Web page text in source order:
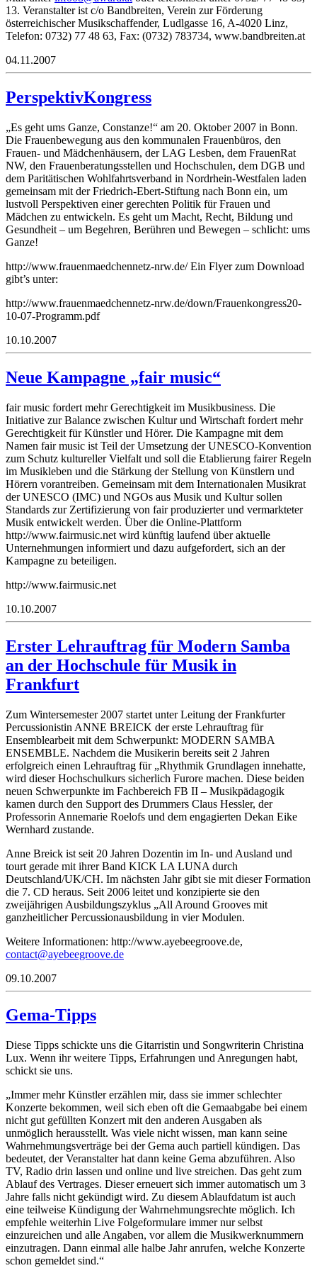
13. Veranstalter ist c/o Bandbreiten, Verein zur Förderung
österreichischer Musikschaffender, Ludlgasse 16, A-4020 Linz,
Telefon: 0732) 77 48 63, Fax: (0732) 783734, www.bandbreiten.at
04.11.2007
PerspektivKongress
„Es geht ums Ganze, Constanze!“ am 20. Oktober 2007 in Bonn.
Die Frauenbewegung aus den kommunalen Frauenbüros, den
Frauen- und Mädchenhäusern, der LAG Lesben, dem FrauenRat
NW, den Frauenberatungsstellen und Hochschulen, dem DGB und
dem Paritätischen Wohlfahrtsverband in Nordrhein-Westfalen laden
gemeinsam mit der Friedrich-Ebert-Stiftung nach Bonn ein, um
lustvoll Perspektiven einer gerechten Politik für Frauen und
Mädchen zu entwickeln. Es geht um Macht, Recht, Bildung und
Gesundheit – um Begehren, Berühren und Bewegen – schlicht: ums
Ganze!
http://www.frauenmaedchennetz-nrw.de/ Ein Flyer zum Download
gibt’s unter:
http://www.frauenmaedchennetz-nrw.de/down/Frauenkongress20-
10-07-Programm.pdf
10.10.2007
Neue Kampagne „fair music“
fair music fordert mehr Gerechtigkeit im Musikbusiness. Die
Initiative zur Balance zwischen Kultur und Wirtschaft fordert mehr
Gerechtigkeit für Künstler und Hörer. Die Kampagne mit dem
Namen fair music ist Teil der Umsetzung der UNESCO-Konvention
zum Schutz kultureller Vielfalt und soll die Etablierung fairer Regeln
im Musikleben und die Stärkung der Stellung von Künstlern und
Hörern vorantreiben. Gemeinsam mit dem Internationalen Musikrat
der UNESCO (IMC) und NGOs aus Musik und Kultur sollen
Standards zur Zertifizierung von fair produzierter und vermarkteter
Musik entwickelt werden. Über die Online-Plattform
http://www.fairmusic.net wird künftig laufend über aktuelle
Unternehmungen informiert und dazu aufgefordert, sich an der
Kampagne zu beteiligen.
http://www.fairmusic.net
10.10.2007
Erster Lehrauftrag für Modern Samba
an der Hochschule für Musik in
Frankfurt
Zum Wintersemester 2007 startet unter Leitung der Frankfurter
Percussionistin ANNE BREICK der erste Lehrauftrag für
Ensemblearbeit mit dem Schwerpunkt: MODERN SAMBA
ENSEMBLE. Nachdem die Musikerin bereits seit 2 Jahren
erfolgreich einen Lehrauftrag für „Rhythmik Grundlagen innehatte,
wird dieser Hochschulkurs sicherlich Furore machen. Diese beiden
neuen Schwerpunkte im Fachbereich FB II – Musikpädagogik
kamen durch den Support des Drummers Claus Hessler, der
Professorin Annemarie Roelofs und dem engagierten Dekan Eike
Wernhard zustande.
Anne Breick ist seit 20 Jahren Dozentin im In- und Ausland und
tourt gerade mit ihrer Band KICK LA LUNA durch
Deutschland/UK/CH. Im nächsten Jahr gibt sie mit dieser Formation
die 7. CD heraus. Seit 2006 leitet und konzipierte sie den
zweijährigen Ausbildungszyklus „All Around Grooves mit
ganzheitlicher Percussionausbildung in vier Modulen.
Weitere Informationen: http://www.ayebeegroove.de,
ed.ev
oorge
ebeya
@tcat
noc
09.10.2007
Gema-Tipps
Diese Tipps schickte uns die Gitarristin und Songwriterin Christina
Lux. Wenn ihr weitere Tipps, Erfahrungen und Anregungen habt,
schickt sie uns.
„Immer mehr Künstler erzählen mir, dass sie immer schlechter
Konzerte bekommen, weil sich eben oft die Gemaabgabe bei einem
nicht gut gefüllten Konzert mit den anderen Ausgaben als
unmöglich herausstellt. Was viele nicht wissen, man kann seine
Wahrnehmungsverträge bei der Gema auch partiell kündigen. Das
bedeutet, der Veranstalter hat dann keine Gema abzuführen. Also
TV, Radio drin lassen und online und live streichen. Das geht zum
Ablauf des Vertrages. Dieser erneuert sich immer automatisch um 3
Jahre falls nicht gekündigt wird. Zu diesem Ablaufdatum ist auch
eine teilweise Kündigung der Wahrnehmungsrechte möglich. Ich
empfehle weiterhin Live Folgeformulare immer nur selbst
einzureichen und alle Angaben, vor allem die Musikwerknummern
einzutragen. Dann einmal alle halbe Jahr anrufen, welche Konzerte
schon gemeldet sind.“